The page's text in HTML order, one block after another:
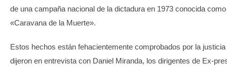
de una campaña nacional de la dictadura en 1973 conocida
«Caravana de la Muerte».
Estos hechos están fehacientemente comprobados por la
dijeron en entrevista con Daniel Miranda, los dirigentes de Ex-